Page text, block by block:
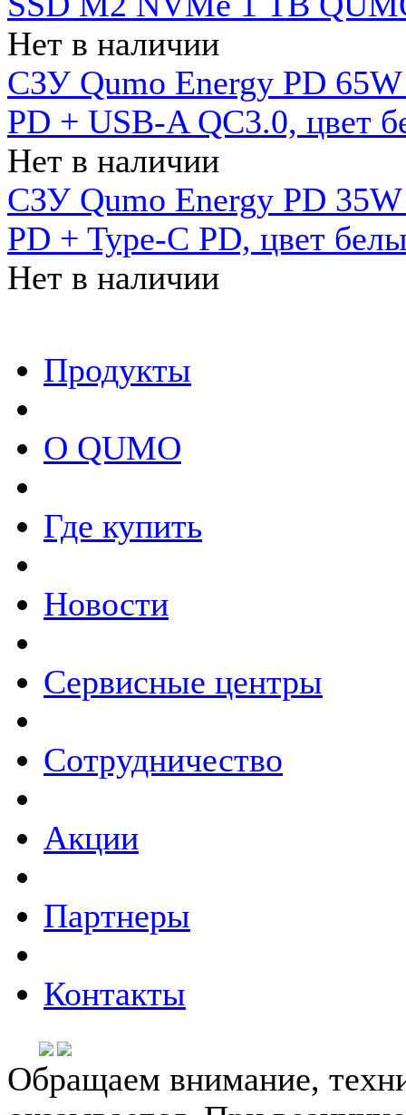
Нет в наличии
СЗУ Qumo Energy PD
PD + USB-A QC3.0, цвет
Нет в наличии
СЗУ Qumo Energy PD
PD + Type-C PD, цвет
Нет в наличии
Продукты
О QUMO
Где купить
Новости
Сервисные центры
Сотрудничество
Акции
Партнеры
Контакты
Обращаем внимание,